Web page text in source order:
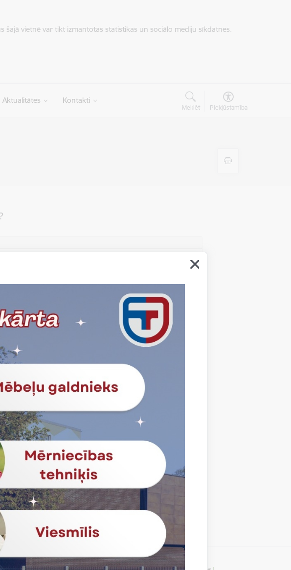
vietnē var tikt izmantotas statistikas un sociālo mediju sīkdatnes.
Aktualitātes Kontakti
Meklēt Piekļūstamība